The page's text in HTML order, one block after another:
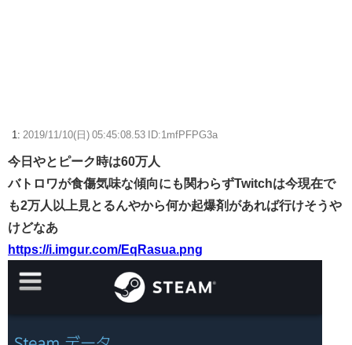
【ウマ娘】ディザイアの謎ポーズ、完全にアレと一致ｗｗｗ
【競馬】G1・2勝 アスコリピチェーノが引退 繁殖入りへ
Powered by livedoor 相互RSS
1: 2019/11/10(日) 05:45:08.53 ID:1mfPFPG3a
今日やとピーク時は60万人
バトロワが食傷気味な傾向にも関わらずTwitchは今現在で
も2万人以上見とるんやから何か起爆剤があれば行けそうや
けどなあ
https://i.imgur.com/EqRasua.png